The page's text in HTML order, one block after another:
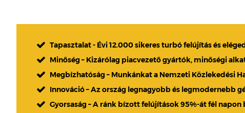
Tapasztalat - Évi 12.000 sikeres turbó felújítás és
Minőség – Kizárólag piacvezető gyártók, minőségi
Megbízhatóság – Munkánkat a Nemzeti Közlekedési
Innováció – Az ország legnagyobb és legmodernebb
Gyorsaság – A ránk bízott felújítások 95%-át fél napon